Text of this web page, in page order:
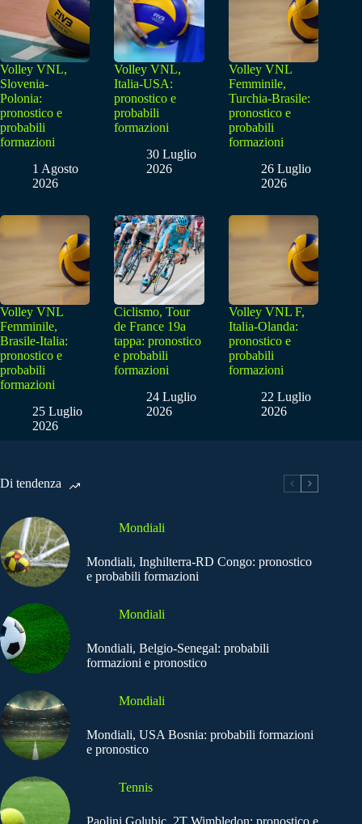
Volley VNL,
Slovenia-
Polonia:
pronostico e
probabili
formazioni
1 Agosto
2026
Volley VNL,
Italia-USA:
pronostico e
probabili
formazioni
30 Luglio
2026
Volley VNL
Femminile,
Turchia-Brasile:
pronostico e
probabili
formazioni
26 Luglio
2026
Volley VNL
Femminile,
Brasile-Italia:
pronostico e
probabili
formazioni
25 Luglio
2026
Ciclismo, Tour
de France 19a
tappa: pronostico
e probabili
formazioni
24 Luglio
2026
Volley VNL F,
Italia-Olanda:
pronostico e
probabili
formazioni
22 Luglio
2026
Di tendenza
Mondiali
Mondiali, Inghilterra-RD Congo: pronostico
e probabili formazioni
Mondiali
Mondiali, Belgio-Senegal: probabili
formazioni e pronostico
Mondiali
Mondiali, USA Bosnia: probabili formazioni
e pronostico
Tennis
Paolini Golubic, 2T Wimbledon: pronostico e